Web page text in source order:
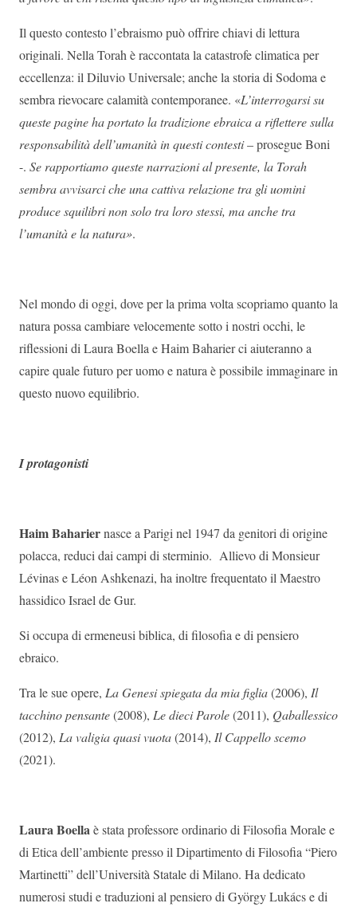
Il questo contesto l’ebraismo può offrire chiavi di lettura
originali. Nella Torah è raccontata la catastrofe climatica per
eccellenza: il Diluvio Universale; anche la storia di Sodoma e
sembra rievocare calamità contemporanee. «L’interrogarsi su
queste pagine ha portato la tradizione ebraica a riflettere sulla
responsabilità dell’umanità in questi contesti– prosegue Boni
-. Se rapportiamo queste narrazioni al presente, la Torah
sembra avvisarci che una cattiva relazione tra gli uomini
produce squilibri non solo tra loro stessi, ma anche tra
l’umanità e la natura».
Nel mondo di oggi, dove per la prima volta scopriamo quanto la
natura possa cambiare velocemente sotto i nostri occhi, le
riflessioni di Laura Boella e Haim Baharier ci aiuteranno a
capire quale futuro per uomo e natura è possibile immaginare in
questo nuovo equilibrio.
I protagonisti
Haim Bahariernasce a Parigi nel 1947 da genitori di origine
polacca, reduci dai campi di sterminio. Allievo di Monsieur
Lévinas e Léon Ashkenazi, ha inoltre frequentato il Maestro
hassidico Israel de Gur.
Si occupa di ermeneusi biblica, di filosofia e di pensiero
ebraico.
Tra le sue opere, La Genesi spiegata da mia figlia(2006), Il
tacchino pensante(2008), Le dieci Parole(2011), Qaballessico
(2012), La valigia quasi vuota(2014), Il Cappello scemo
(2021).
Laura Boellaè stata professore ordinario di Filosofia Morale e
di Etica dell’ambiente presso il Dipartimento di Filosofia “Piero
Martinetti” dell’Università Statale di Milano. Ha dedicato
numerosi studi e traduzioni al pensiero di György Lukács e di